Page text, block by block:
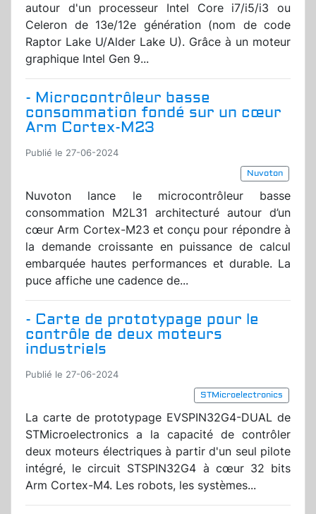
autour d'un processeur Intel Core i7/i5/i3 ou
Celeron de 13e/12e génération (nom de code
Raptor Lake U/Alder Lake U). Grâce à un moteur
graphique Intel Gen 9...
- Microcontrôleur basse
consommation fondé sur un cœur
Arm Cortex-M23
Publié le 27-06-2024
Nuvoton
Nuvoton lance le microcontrôleur basse
consommation M2L31 architecturé autour d’un
cœur Arm Cortex-M23 et conçu pour répondre à
la demande croissante en puissance de calcul
embarquée hautes performances et durable. La
puce affiche une cadence de...
- Carte de prototypage pour le
contrôle de deux moteurs
industriels
Publié le 27-06-2024
STMicroelectronics
La carte de prototypage EVSPIN32G4-DUAL de
STMicroelectronics a la capacité de contrôler
deux moteurs électriques à partir d'un seul pilote
intégré, le circuit STSPIN32G4 à cœur 32 bits
Arm Cortex-M4. Les robots, les systèmes...